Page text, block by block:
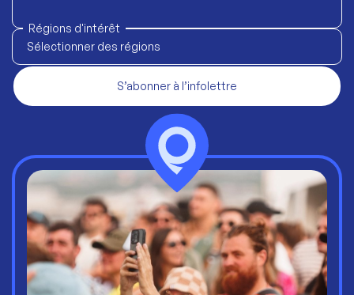
Régions d'intérêt
Sélectionner des régions
S’abonner à l’infolettre